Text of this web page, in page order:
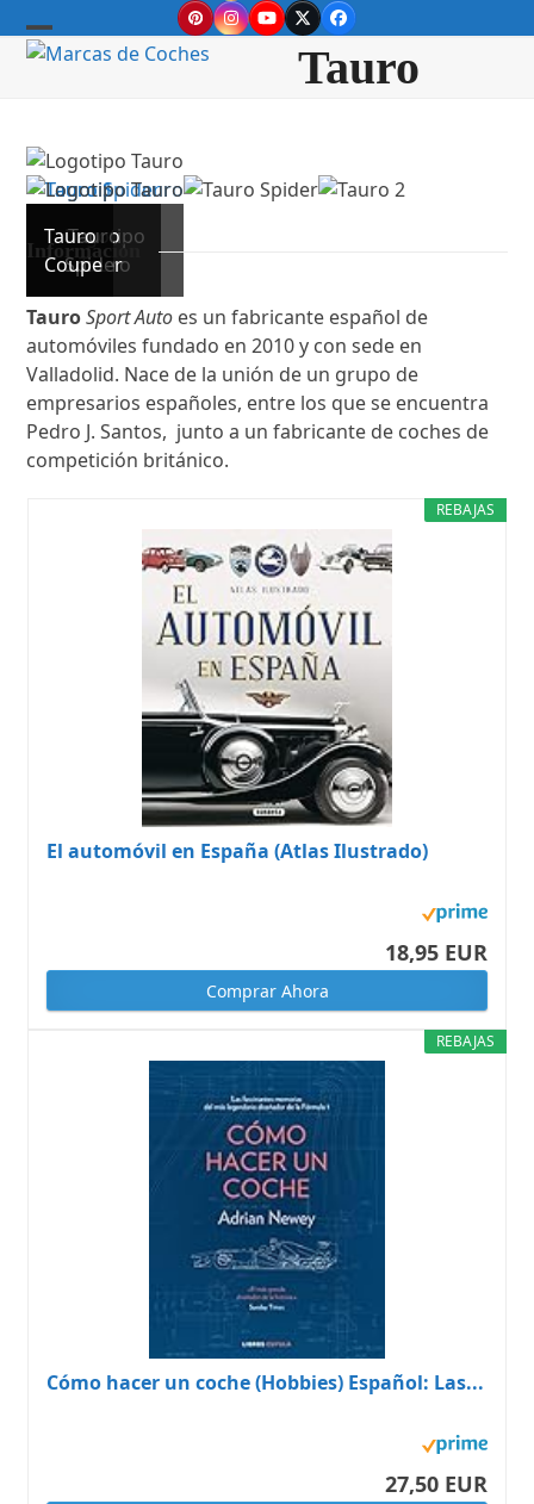
to
PinterestInstagram
YouTube
TwitterFacebook
Open
Close
Tauro
Logotipo
Tauro
Tauro
Spider
Tauro
Coupe
Información
TauroSport Auto es un fabricante español de
automóviles fundado en 2010 y con sede en
Valladolid. Nace de la unión de un grupo de
empresarios españoles, entre los que se encuentra
Pedro J. Santos, junto a un fabricante de coches de
competición británico.
REBAJAS
El automóvil en España (Atlas Ilustrado)
18,95 EUR
Comprar Ahora
REBAJAS
Cómo hacer un coche (Hobbies) Español: Las...
27,50 EUR